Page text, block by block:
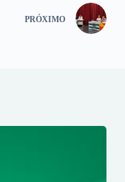
PRÓXIMO